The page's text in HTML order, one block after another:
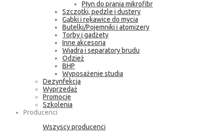
Płyn do prania mikrofibr
Szczotki, pędzle i dustery
Gąbki i rękawice do mycia
Butelki/Pojemniki i atomizery
Torby i gadżety
Inne akcesoria
Wiadra i separatory brudu
Odzież
BHP
Wyposażenie studia
Dezynfekcja
Wyprzedaż
Promocje
Szkolenia
Producenci
Wszyscy producenci